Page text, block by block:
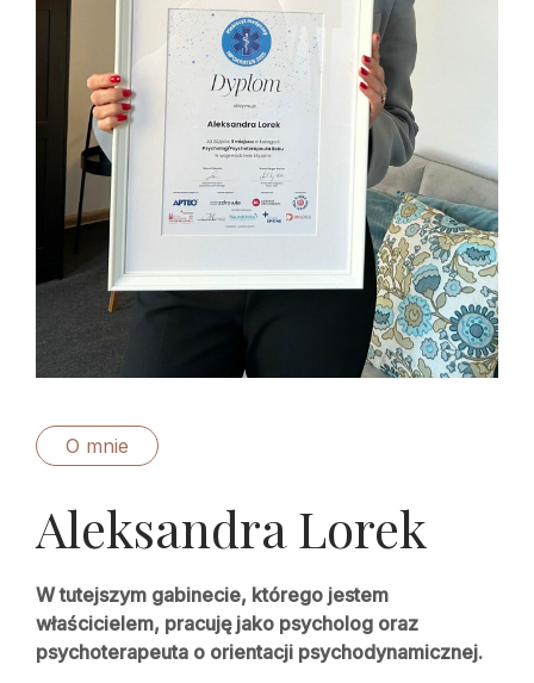
O mnie
Aleksandra Lorek
W tutejszym gabinecie, którego jestem
właścicielem, pracuję jako psycholog oraz
psychoterapeuta o orientacji psychodynamicznej.